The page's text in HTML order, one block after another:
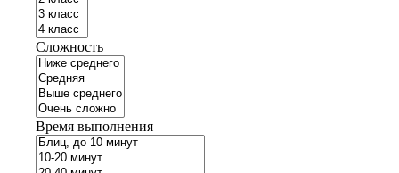
Сложность
Время выполнения